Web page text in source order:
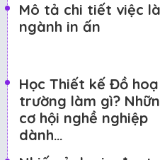
Mô tả chi tiết việc
ngành in ấn
Học Thiết kế Đồ
trường làm gì?
cơ hội nghề nghiệp
dành…